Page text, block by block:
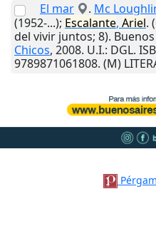
El mar
. Mc
(1952-...); Escalante, Ariel.
del vivir juntos; 8).
Chicos, 2008. U.I.: DGL.
9789871061808. (M)